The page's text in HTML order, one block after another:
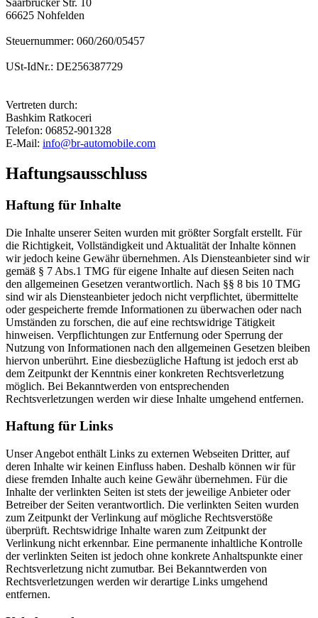
Saarbrücker Str. 10
66625 Nohfelden
Steuernummer: 060/260/05457
USt-IdNr.: DE256387729
Vertreten durch:
Bashkim Ratkoceri
Telefon: 06852-901328
E-Mail: info@br-automobile.com
Haftungsausschluss
Haftung für Inhalte
Die Inhalte unserer Seiten wurden mit größter Sorgfalt erstellt. Für
die Richtigkeit, Vollständigkeit und Aktualität der Inhalte können
wir jedoch keine Gewähr übernehmen. Als Diensteanbieter sind wir
gemäß § 7 Abs.1 TMG für eigene Inhalte auf diesen Seiten nach
den allgemeinen Gesetzen verantwortlich. Nach §§ 8 bis 10 TMG
sind wir als Diensteanbieter jedoch nicht verpflichtet, übermittelte
oder gespeicherte fremde Informationen zu überwachen oder nach
Umständen zu forschen, die auf eine rechtswidrige Tätigkeit
hinweisen. Verpflichtungen zur Entfernung oder Sperrung der
Nutzung von Informationen nach den allgemeinen Gesetzen bleiben
hiervon unberührt. Eine diesbezügliche Haftung ist jedoch erst ab
dem Zeitpunkt der Kenntnis einer konkreten Rechtsverletzung
möglich. Bei Bekanntwerden von entsprechenden
Rechtsverletzungen werden wir diese Inhalte umgehend entfernen.
Haftung für Links
Unser Angebot enthält Links zu externen Webseiten Dritter, auf
deren Inhalte wir keinen Einfluss haben. Deshalb können wir für
diese fremden Inhalte auch keine Gewähr übernehmen. Für die
Inhalte der verlinkten Seiten ist stets der jeweilige Anbieter oder
Betreiber der Seiten verantwortlich. Die verlinkten Seiten wurden
zum Zeitpunkt der Verlinkung auf mögliche Rechtsverstöße
überprüft. Rechtswidrige Inhalte waren zum Zeitpunkt der
Verlinkung nicht erkennbar. Eine permanente inhaltliche Kontrolle
der verlinkten Seiten ist jedoch ohne konkrete Anhaltspunkte einer
Rechtsverletzung nicht zumutbar. Bei Bekanntwerden von
Rechtsverletzungen werden wir derartige Links umgehend
entfernen.